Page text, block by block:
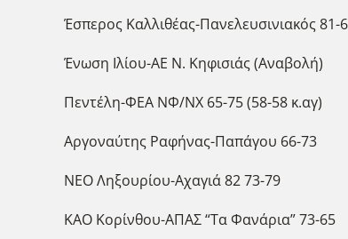
Έσπερος Καλλιθέας-Πανελευσινιακός 81-
Ένωση Ιλίου-ΑΕ Ν. Κηφισιάς (Αναβολή)
Πεντέλη-ΦΕΑ ΝΦ/ΝΧ 65-75 (58-58 κ.αγ)
Αργοναύτης Ραφήνας-Παπάγου 66-73
ΝΕΟ Ληξουρίου-Αχαγιά 82 73-79
ΚΑΟ Κορίνθου-ΑΠΑΣ “Τα Φανάρια” 73-65